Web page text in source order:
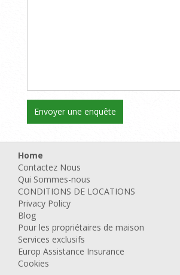
Home
Contactez Nous
Qui Sommes-nous
CONDITIONS DE LOCATIONS
Privacy Policy
Blog
Pour les propriétaires de maison
Services exclusifs
Europ Assistance Insurance
Cookies